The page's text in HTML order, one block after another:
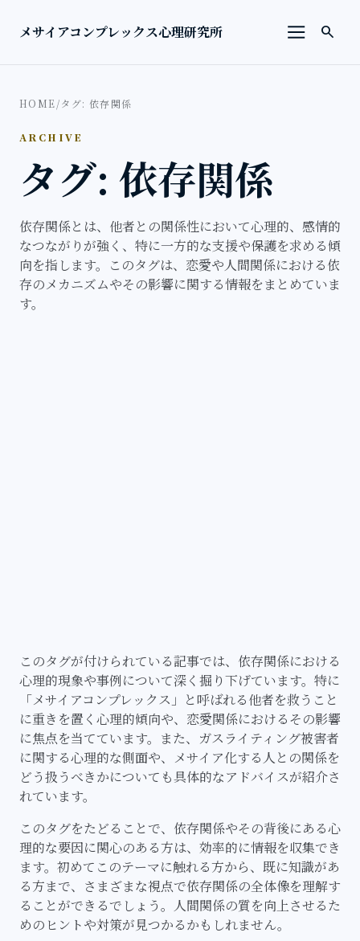
メサイアコンプレックス心理研究所
メニュー
検索を
search
HOME/タグ: 依存関係
ARCHIVE
タグ: 依存関係
依存関係とは、他者との関係性において心理的、感情的
なつながりが強く、特に一方的な支援や保護を求める傾
向を指します。このタグは、恋愛や人間関係における依
存のメカニズムやその影響に関する情報をまとめていま
す。
このタグが付けられている記事では、依存関係における
心理的現象や事例について深く掘り下げています。特に
「メサイアコンプレックス」と呼ばれる他者を救うこと
に重きを置く心理的傾向や、恋愛関係におけるその影響
に焦点を当てています。また、ガスライティング被害者
に関する心理的な側面や、メサイア化する人との関係を
どう扱うべきかについても具体的なアドバイスが紹介さ
れています。
このタグをたどることで、依存関係やその背後にある心
理的な要因に関心のある方は、効率的に情報を収集でき
ます。初めてこのテーマに触れる方から、既に知識があ
る方まで、さまざまな視点で依存関係の全体像を理解す
ることができるでしょう。人間関係の質を向上させるた
めのヒントや対策が見つかるかもしれません。